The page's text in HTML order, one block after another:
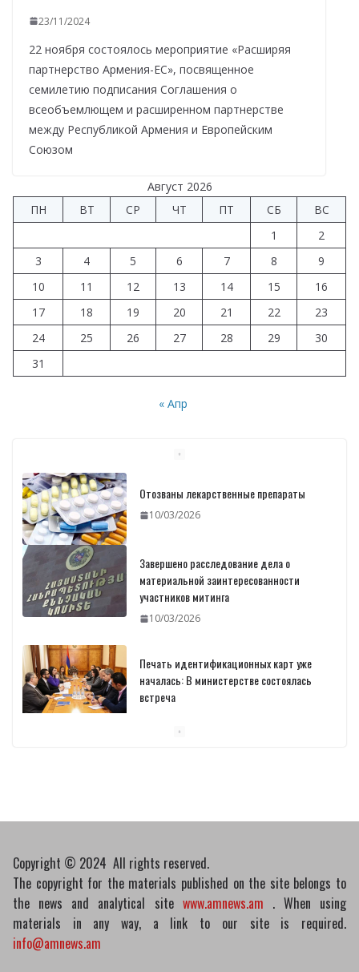
23/11/2024
22 ноября состоялось мероприятие «Расширяя
партнерство Армения-ЕС», посвященное
семилетию подписания Соглашения о
всеобъемлющем и расширенном партнерстве
между Республикой Армения и Европейским
Союзом
Август 2026
ПН
ВТ СР ЧТ ПТ СБ
ВС
1
2
3
4 5 6 7 8
9
10
11 12 13 14 15
16
17
18 19 20 21 22
23
24
25 26 27 28 29
30
31
« Апр
Отозваны лекарственные препараты
10/03/2026
Завершено расследование дела о
материальной заинтересованности
участников митинга
10/03/2026
Печать идентификационных карт уже
началась: В министерстве состоялась
встреча
Copyright © 2024 All rights reserved.
The copyright for the materials published on the site belongs to
the news and analytical site www.amnews.am . When using
materials in any way, a link to our site is required.
info@amnews.am